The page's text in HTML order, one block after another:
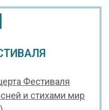
Фестиваля
и стихами мир